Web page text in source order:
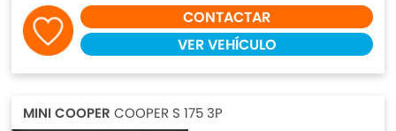
CONTACTAR
VER VEHÍCULO
MINI COOPER COOPER S 175 3P